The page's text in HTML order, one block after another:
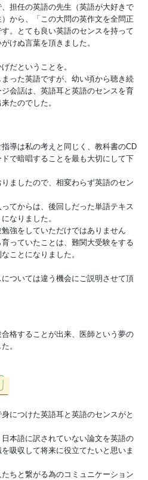
担任の英語の先生（英語が大好きで
から、「この大問の英作文を全問正
。とても良い英語のセンスを持って
けぬ言葉を頂きました。
だということを。
った英語ですが、幼い頃から聴き続
会話は、英語耳と英語のセンスを育
たのでした。
導は私の考えと同じく、教科書のCD
で暗唱することを最も大切にして下
ましたので、相変わらず英語のセン
てからは、後回しだった単語テキス
なりました。
強をしていただけではありません
っていたことは、難関大受験をする
ことになりました。
ついては違う機会にご説明させて頂
格することが出来、医師という夢の
。
につけた英語耳と英語のセンスがと
本語に訳されていない論文を英語の
吸収して将来に役立てたいと思いま
ちと繋がる為のコミュニケーション